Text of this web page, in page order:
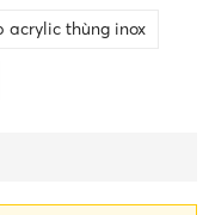
acrylic thùng inox